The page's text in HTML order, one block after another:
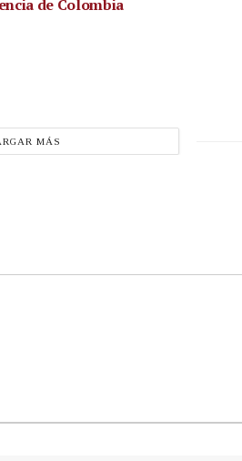
de Colombia
MÁS